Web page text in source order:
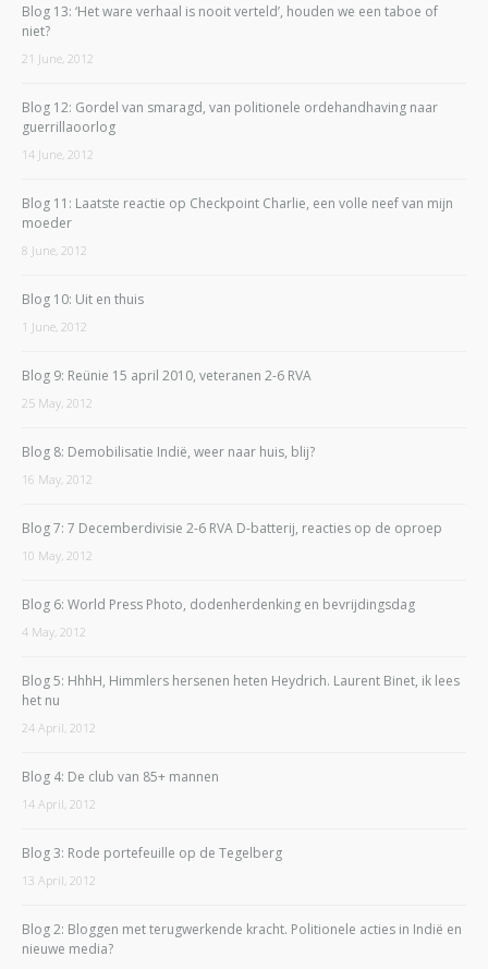
Blog 13: ‘Het ware verhaal is nooit verteld’, houden we een taboe of
niet?
21 June, 2012
Blog 12: Gordel van smaragd, van politionele ordehandhaving naar
guerrillaoorlog
14 June, 2012
Blog 11: Laatste reactie op Checkpoint Charlie, een volle neef van mijn
moeder
8 June, 2012
Blog 10: Uit en thuis
1 June, 2012
Blog 9: Reünie 15 april 2010, veteranen 2-6 RVA
25 May, 2012
Blog 8: Demobilisatie Indië, weer naar huis, blij?
16 May, 2012
Blog 7: 7 Decemberdivisie 2-6 RVA D-batterij, reacties op de oproep
10 May, 2012
Blog 6: World Press Photo, dodenherdenking en bevrijdingsdag
4 May, 2012
Blog 5: HhhH, Himmlers hersenen heten Heydrich. Laurent Binet, ik lees
het nu
24 April, 2012
Blog 4: De club van 85+ mannen
14 April, 2012
Blog 3: Rode portefeuille op de Tegelberg
13 April, 2012
Blog 2: Bloggen met terugwerkende kracht. Politionele acties in Indië en
nieuwe media?